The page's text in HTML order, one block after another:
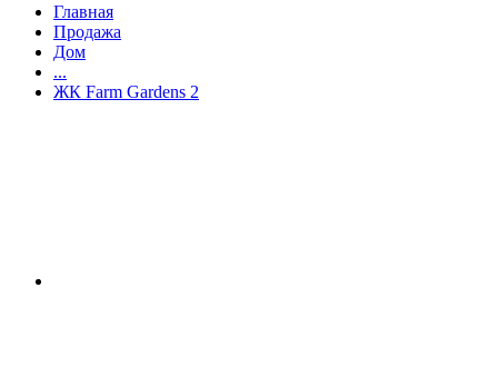
Главная
Продажа
Дом
...
ЖК Farm Gardens 2